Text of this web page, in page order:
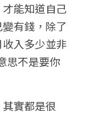
能知道自己
有錢，除了
入多少並非
思不是要你
實都是很